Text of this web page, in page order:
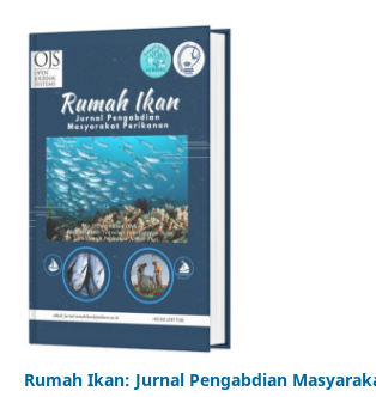
Rumah Ikan: Jurnal Pengabdian